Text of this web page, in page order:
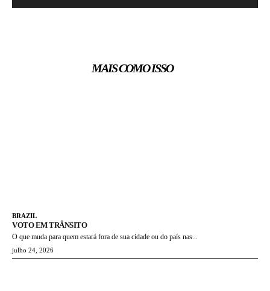
MAIS COMO ISSO
BRAZIL
VOTO EM TRÂNSITO
O que muda para quem estará fora de sua cidade ou do país nas...
julho 24, 2026